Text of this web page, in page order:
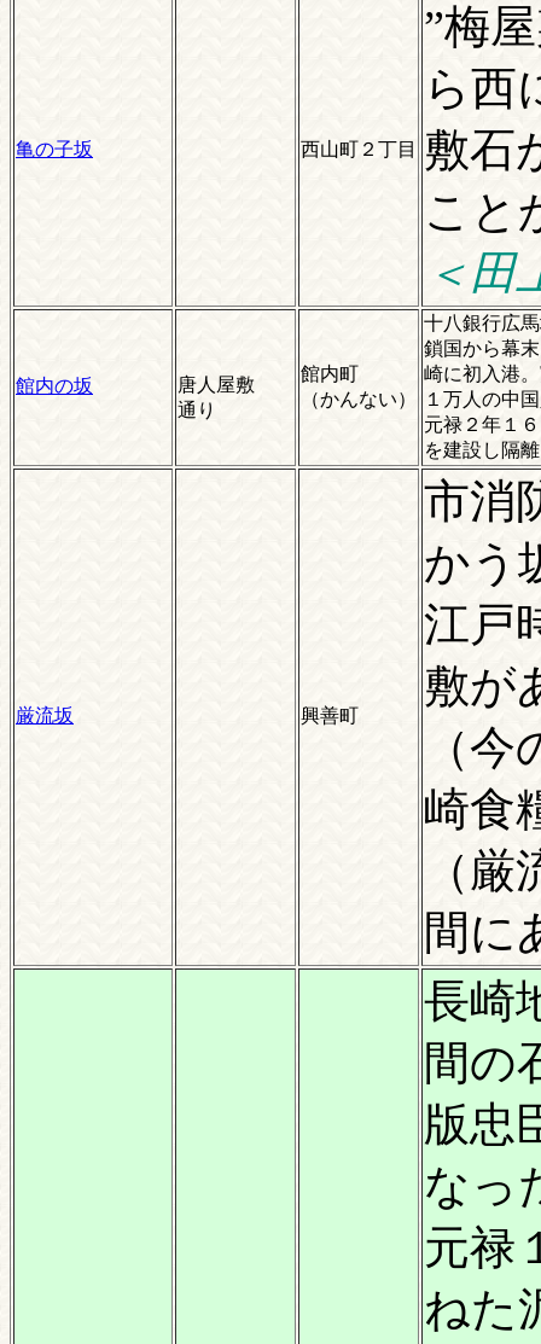
亀の子坂 西山町２丁目
”梅
ら西
敷石
こと
＜田
館内の坂
唐人屋敷
通り
館内町
（かんない）
十八銀行広
鎖国から幕
崎に初入港
１万人の中
元禄２年１
を建設し隔
厳流坂 興善町
市消
かう
江戸
敷が
（
崎食
（
間に
長崎
間の
版忠
なっ
元禄
ねた